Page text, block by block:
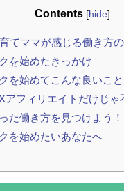
Contents [hide]
てママが感じる働き方
を始めたきっかけ
を始めてこんな良いこと
アフィリエイトだけじゃ
た働き方を見つけよう！
を始めたいあなたへ